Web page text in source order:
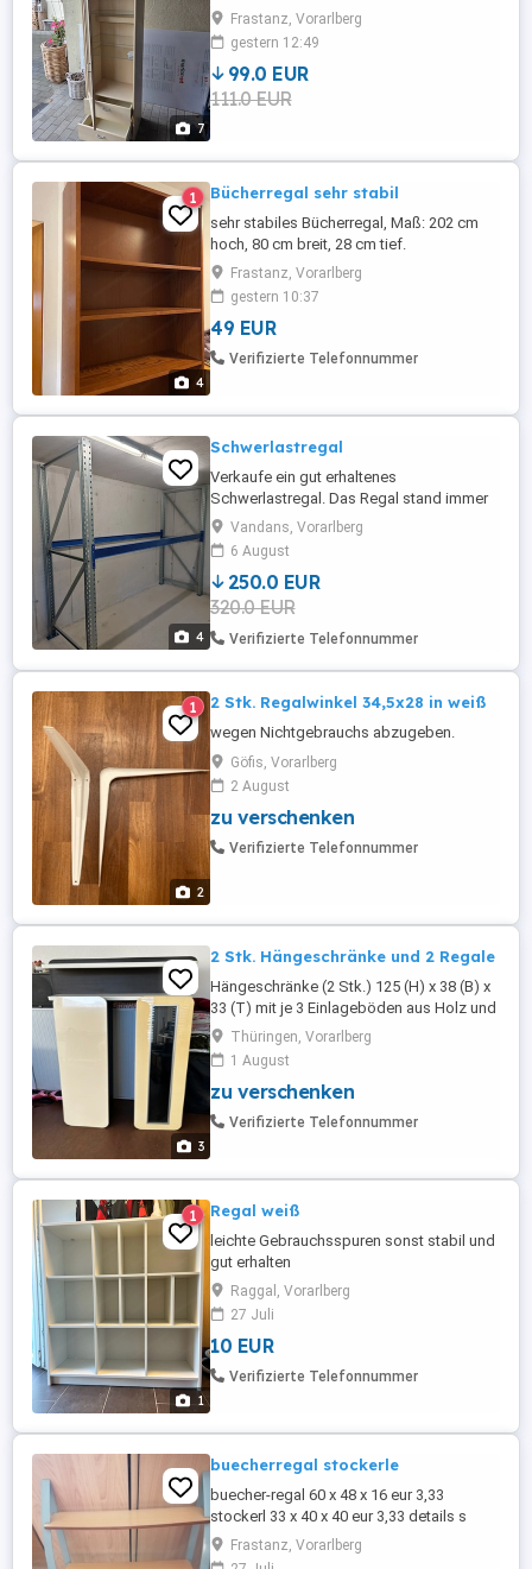
7
Beleuchtung, sehr guter Zustand, 104 cm
H 55 cm B 35 cm T
Frastanz, Vorarlberg
gestern 12:49
99.0 EUR
111.0 EUR
4
1 Bücherregal sehr stabil
sehr stabiles Bücherregal, Maß: 202 cm
hoch, 80 cm breit, 28 cm tief.
höhenverstellbar. Dunkel Eiche.
Selbstabholung in Frastanz
Frastanz, Vorarlberg
gestern 10:37
49 EUR
Verifizierte Telefonnummer
4
Schwerlastregal
Verkaufe ein gut erhaltenes
Schwerlastregal. Das Regal stand immer
im trockenen Keller und wird nicht mehr
benötigt. Maße : Länge 3080 mm, Höhe
2400 mm, Tiefe 1050 mm Bei fragen
Telefonnummer : 0664 5467577
Vandans, Vorarlberg
6 August
250.0 EUR
320.0 EUR
Verifizierte Telefonnummer
2
1 2 Stk. Regalwinkel 34,5x28 in weiß
wegen Nichtgebrauchs abzugeben.
Göfis, Vorarlberg
2 August
zu verschenken
Verifizierte Telefonnummer
3
2 Stk. Hängeschränke und 2 Regale
Hängeschränke (2 Stk.) 125 (H) x 38 (B) x
33 (T) mit je 3 Einlageböden aus Holz und
Glas; sowie zwei dazu passende Regale
38 (H) x 110 (B) x 26 (T) zu verschenken
Thüringen, Vorarlberg
1 August
zu verschenken
Verifizierte Telefonnummer
1
1 Regal weiß
leichte Gebrauchsspuren sonst stabil und
gut erhalten
Raggal, Vorarlberg
27 Juli
10 EUR
Verifizierte Telefonnummer
buecherregal stockerle
buecher-regal 60 x 48 x 16 eur 3,33
stockerl 33 x 40 x 40 eur 3,33 details s
bilder KEINE zustellung, KEIN versand NUR
abholung fuer weitere fragen einfach e-
Frastanz, Vorarlberg